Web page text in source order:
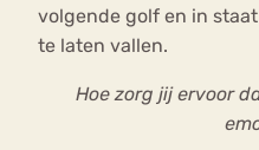
volgende golf en in
te laten vallen.
Hoe zorg jij ervoor